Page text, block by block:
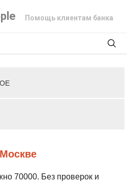
Помощь клиентам банка
70000. Без проверок и